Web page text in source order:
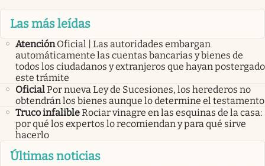
Las más leídas
Atención Oficial | Las autoridades embargan
automáticamente las cuentas bancarias y bienes de
todos los ciudadanos y extranjeros que hayan postergado
este trámite
OficialPor nueva Ley de Sucesiones, los herederos no
obtendrán los bienes aunque lo determine el testamento
Truco infalibleRociar vinagre en las esquinas de la casa:
por qué los expertos lo recomiendan y para qué sirve
hacerlo
Últimas noticias